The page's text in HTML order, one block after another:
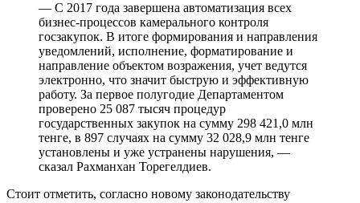
— С 2017 года завершена автоматизация всех
бизнес-процессов камерального контроля
госзакупок. В итоге формирования и направления
уведомлений, исполнение, форматирование и
направление объектом возражения, учет ведутся
электронно, что значит быструю и эффективную
работу. За первое полугодие Департаментом
проверено 25 087 тысяч процедур
государственных закупок на сумму 298 421,0 млн
тенге, в 897 случаях на сумму 32 028,9 млн тенге
установлены и уже устранены нарушения, —
сказал Рахманхан Торегелдиев.
Стоит отметить, согласно новому законодательству